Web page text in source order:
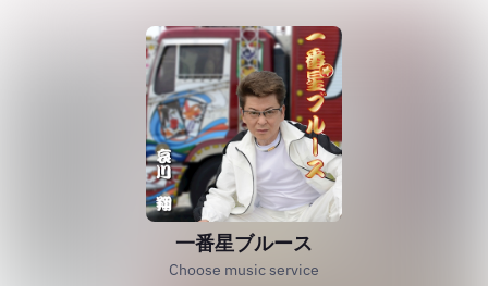
一番星ブルース
Choose music service